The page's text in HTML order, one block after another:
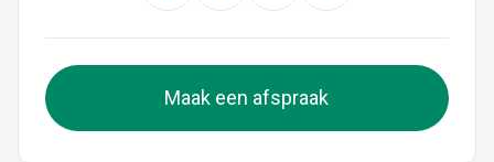
Maak een afspraak